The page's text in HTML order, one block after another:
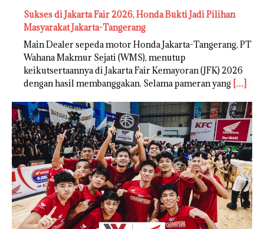
Sukses di Jakarta Fair 2026, Honda Bukti Jadi Pilihan
Masyarakat Jakarta-Tangerang
Main Dealer sepeda motor Honda Jakarta-Tangerang, PT
Wahana Makmur Sejati (WMS), menutup
keikutsertaannya di Jakarta Fair Kemayoran (JFK) 2026
dengan hasil membanggakan. Selama pameran yang […]